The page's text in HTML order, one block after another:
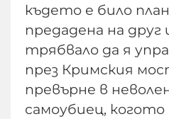
където е било
предадена на
трябвало да я
през Кримския
превърне в
самоубиец,